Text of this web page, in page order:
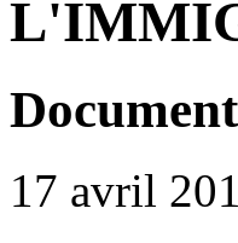
17 avril